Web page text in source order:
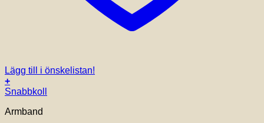
Lägg till i önskelistan!
+
Snabbkoll
Armband